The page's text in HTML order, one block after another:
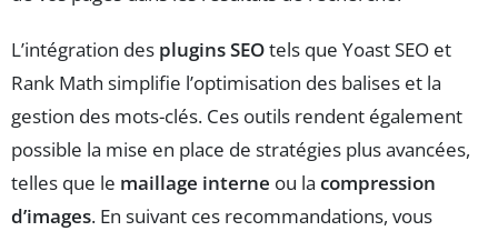
L’intégration des plugins SEOtels que Yoast SEO et
Rank Math simplifie l’optimisation des balises et la
gestion des mots-clés. Ces outils rendent également
possible la mise en place de stratégies plus avancées,
telles que le maillage interne ou la compression
d’images. En suivant ces recommandations, vous